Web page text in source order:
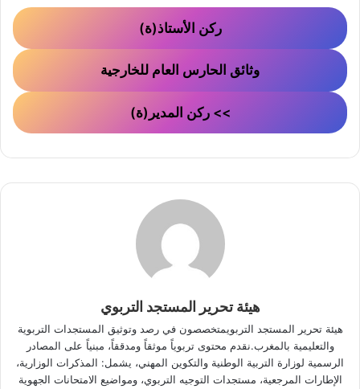
ركن الأستاذ(ة)
وثائق الحارس العام للخارجية
>> ركن المدير(ة)
هيئة تحرير المستجد التربوي
هيئة تحرير المستجد التربويمتخصصون في رصد وتوثيق المستجدات التربوية
والتعليمية بالمغرب.نقدم محتوى تربوياً موثقاً ومدققاً، مبنياً على المصادر
الرسمية لوزارة التربية الوطنية والتكوين المهني، يشمل: المذكرات الوزارية،
الإطارات المرجعية، مستجدات التوجيه التربوي، ومواضيع الامتحانات الجهوية